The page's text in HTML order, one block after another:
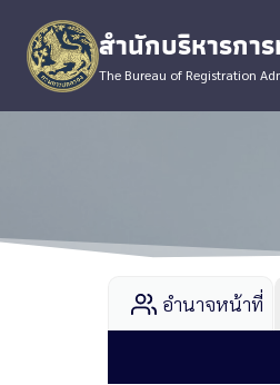
content
สำนักบริหารกา
The Bureau of Registration
อำนาจหน้าที่